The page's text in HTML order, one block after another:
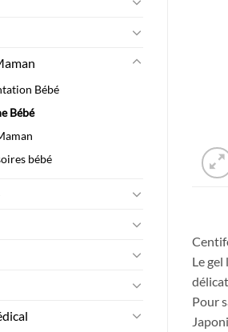
Bébé
Bébé
bébé
Le
Pour